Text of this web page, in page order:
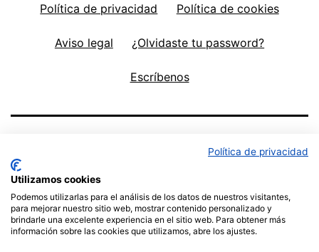
Política de privacidad Política de cookies
Aviso legal ¿Olvidaste tu password?
Escríbenos
Política de privacidad
Política de privacidad
Utilizamos cookies
Podemos utilizarlas para el análisis de los datos de nuestros visitantes,
para mejorar nuestro sitio web, mostrar contenido personalizado y
brindarle una excelente experiencia en el sitio web. Para obtener más
información sobre las cookies que utilizamos, abre los ajustes.